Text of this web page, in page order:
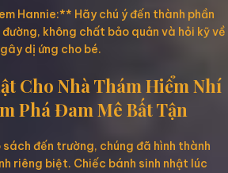
Hannie:** Hãy chú ý đến thành phần
không chất bảo quản và hỏi kỹ về
dị ứng cho bé.
Cho Nhà Thám Hiểm Nhí
Phá Đam Mê Bất Tận
đến trường, chúng đã hình thành
riêng biệt. Chiếc bánh sinh nhật lúc